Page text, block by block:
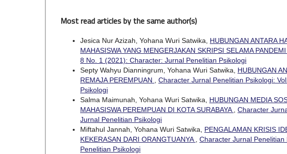
Most read articles by the same author(s)
Jesica Nur Azizah, Yohana Wuri Satwika, HUBUNGAN ANTARA
MAHASISWA YANG MENGERJAKAN SKRIPSI SELAMA
8 No. 1 (2021): Character: Jurnal Penelitian Psikologi
Septy Wahyu Dianningrum, Yohana Wuri Satwika, HUBUNGAN
REMAJA PEREMPUAN
Character Jurnal Penelitian Psikologi:
Psikologi
Salma Maimunah, Yohana Wuri Satwika, HUBUNGAN MEDIA
MAHASISWA PEREMPUAN DI KOTA SURABAYA
Character
Jurnal Penelitian Psikologi
Miftahul Jannah, Yohana Wuri Satwika, PENGALAMAN KRISIS
KEKERASAN DARI ORANGTUANYA
Character Jurnal
Penelitian Psikologi